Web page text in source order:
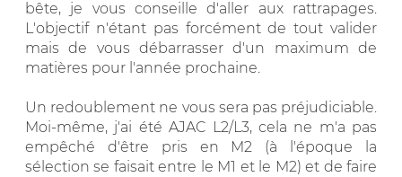
bête, je vous conseille d'aller aux rattrapages.
L'objectif n'étant pas forcément de tout valider
mais de vous débarrasser d'un maximum de
matières pour l'année prochaine.
Un redoublement ne vous sera pas préjudiciable.
Moi-même, j'ai été AJAC L2/L3, cela ne m'a pas
empêché d'être pris en M2 (à l'époque la
sélection se faisait entre le M1 et le M2) et de faire